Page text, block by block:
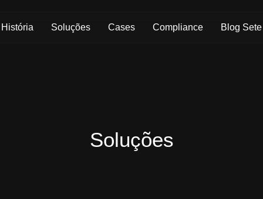
História Soluções Cases Compliance Blog Sete
Soluções